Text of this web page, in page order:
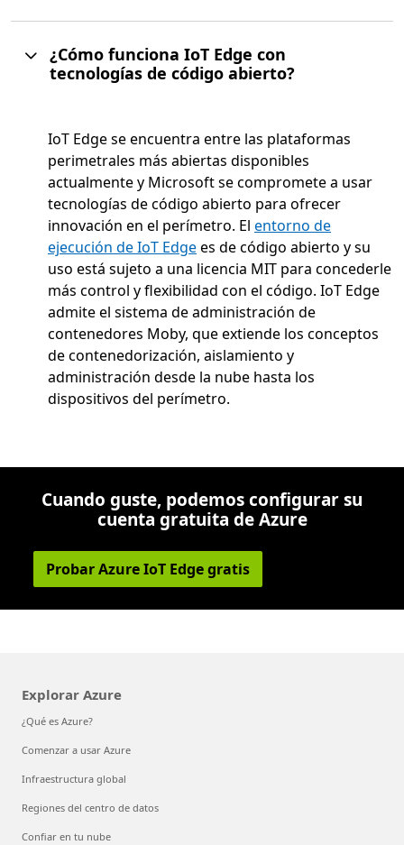
¿Cómo funciona IoT Edge con
tecnologías de código abierto?
IoT Edge se encuentra entre las plataformas
perimetrales más abiertas disponibles
actualmente y Microsoft se compromete a usar
tecnologías de código abierto para ofrecer
innovación en el perímetro. El entorno de
ejecución de IoT Edgees de código abierto y su
uso está sujeto a una licencia MIT para concederle
más control y flexibilidad con el código. IoT Edge
admite el sistema de administración de
contenedores Moby, que extiende los conceptos
de contenedorización, aislamiento y
administración desde la nube hasta los
dispositivos del perímetro.
Cuando guste, podemos configurar su
cuenta gratuita de Azure
Probar Azure IoT Edge gratis
Explorar Azure
¿Qué es Azure?
Comenzar a usar Azure
Infraestructura global
Regiones del centro de datos
Confiar en tu nube